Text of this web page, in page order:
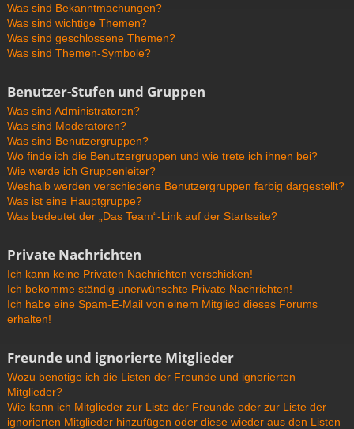
Was sind Bekanntmachungen?
Was sind wichtige Themen?
Was sind geschlossene Themen?
Was sind Themen-Symbole?
Benutzer-Stufen und Gruppen
Was sind Administratoren?
Was sind Moderatoren?
Was sind Benutzergruppen?
Wo finde ich die Benutzergruppen und wie trete ich ihnen bei?
Wie werde ich Gruppenleiter?
Weshalb werden verschiedene Benutzergruppen farbig dargestellt?
Was ist eine Hauptgruppe?
Was bedeutet der „Das Team“-Link auf der Startseite?
Private Nachrichten
Ich kann keine Privaten Nachrichten verschicken!
Ich bekomme ständig unerwünschte Private Nachrichten!
Ich habe eine Spam-E-Mail von einem Mitglied dieses Forums
erhalten!
Freunde und ignorierte Mitglieder
Wozu benötige ich die Listen der Freunde und ignorierten
Mitglieder?
Wie kann ich Mitglieder zur Liste der Freunde oder zur Liste der
ignorierten Mitglieder hinzufügen oder diese wieder aus den Listen